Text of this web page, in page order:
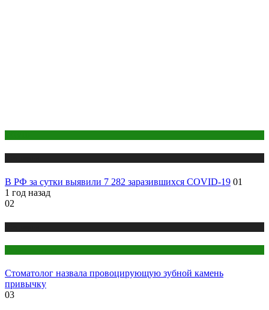
В РФ за сутки выявили 7 282 заразившихся COVID-19 01
1 год назад
02
Стоматолог назвала провоцирующую зубной камень
привычку
03